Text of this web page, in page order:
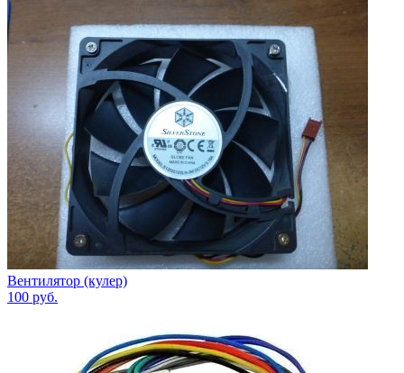
Вентилятор (кулер)
100 руб.